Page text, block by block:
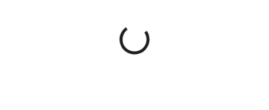
náušnice kreole s krystaly